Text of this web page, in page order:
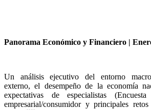
Panorama Económico y Financiero |
Un análisis ejecutivo del entorno
externo, el desempeño de la economía
expectativas de especialistas
empresarial/consumidor y principales